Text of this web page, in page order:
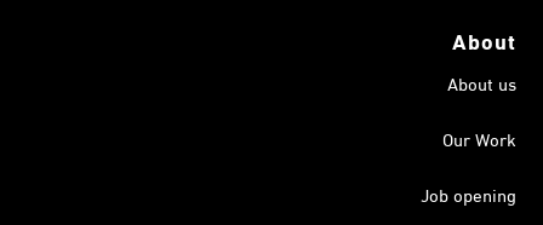
About
About us
Our Work
Job opening